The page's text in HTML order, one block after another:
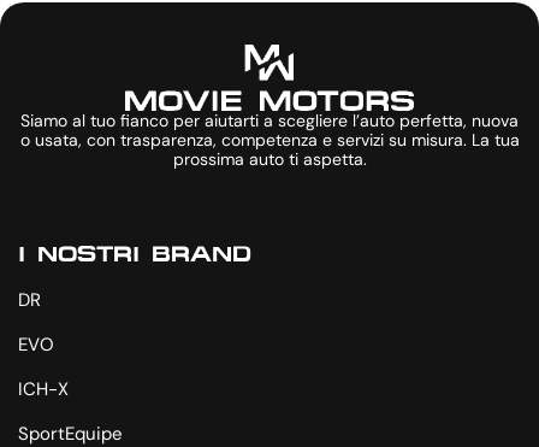
Siamo al tuo fianco per aiutarti a scegliere l’auto perfetta, nuova
o usata, con trasparenza, competenza e servizi su misura. La tua
prossima auto ti aspetta.
I NOSTRI BRAND
DR
EVO
ICH-X
SportEquipe